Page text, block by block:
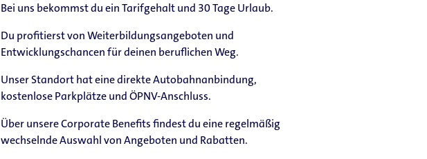
Bei uns bekommst du ein Tarifgehalt und 30 Tage Urlaub.
Du profitierst von Weiterbildungsangeboten und
Entwicklungschancen für deinen beruflichen Weg.
Unser Standort hat eine direkte Autobahnanbindung,
kostenlose Parkplätze und ÖPNV-Anschluss.
Über unsere Corporate Benefits findest du eine regelmäßig
wechselnde Auswahl von Angeboten und Rabatten.